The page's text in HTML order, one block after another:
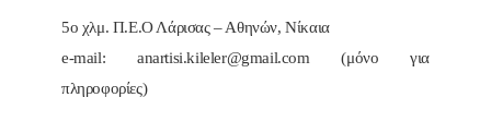
5ο χλμ. Π.Ε.Ο Λάρισας – Αθηνών, Νίκαια
e-mail: anartisi.kileler@gmail.com (μόνο για
πληροφορίες)